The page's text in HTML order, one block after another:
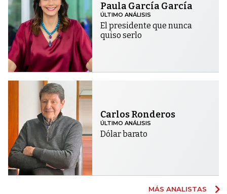
Paula García García
ÚLTIMO ANÁLISIS
El presidente que nunca
quiso serlo
Carlos Ronderos
ÚLTIMO ANÁLISIS
Dólar barato
MÁS ANALISTAS